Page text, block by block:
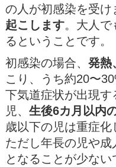
の人が初感染を受け
起こします。大人で
るということです。
初感染の場合、 発熱
こり、うち約20〜
下気道症状が出現
児、 生後6カ月以内
歳以下の児は重症化
ただし年長の児や
となることが少な